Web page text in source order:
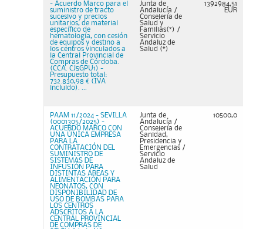
- Acuerdo Marco para el
suministro de tracto
sucesivo y precios
unitarios, de material
específico de
hematología, con cesión
de equipos y destino a
los centros vinculados a
la Central Provincial de
Compras de Córdoba.
(CCA. CJ5GPU1) -
Presupuesto total:
732.830,98 € (IVA
incluido). ...
Junta de
Andalucía /
Consejería de
Salud y
Familias(*) /
Servicio
Andaluz de
Salud (*)
1392984,51
EUR
PAAM 11/2024 - SEVILLA
(0001305/2025) -
ACUERDO MARCO CON
UNA ÚNICA EMPRESA
PARA LA
CONTRATACIÓN DEL
SUMINISTRO DE
SISTEMAS DE
INFUSIÓN PARA
DISTINTAS ÁREAS Y
ALIMENTACIÓN PARA
NEONATOS, CON
DISPONIBILIDAD DE
USO DE BOMBAS PARA
LOS CENTROS
ADSCRITOS A LA
CENTRAL PROVINCIAL
DE COMPRAS DE
Junta de
Andalucía /
Consejería de
Sanidad,
Presidencia y
Emergencias /
Servicio
Andaluz de
Salud
10500,0